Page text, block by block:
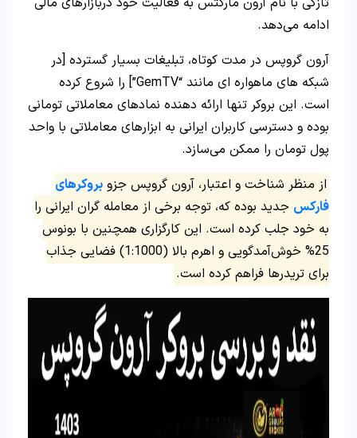
ادامه می‌دهد.
آرون گروپس در مدت کوتاه، تبلیغات بسیار گسترده [در
شبکه های ماهواره ای مانند “GemTV”] را شروع کرده
است. این بروکر تنها ارائه دهنده نمادهای معاملاتی تومانی
بوده و دسترسی کاربران ایرانی به ابزارهای معاملاتی با واحد
پول تومان را ممکن می‌سازد.
از منظر شناخت و اعتبار، آرون گروپس جزوبروکرهای
فارکس جدید بوده که، توجه برخی از معامله گران ایرانی را
به خود جلب کرده است. این کارگزاری همچنین با بونوس
25% خوش‌آمدگویی و اهرم بالا (1:1000) فضایی جذاب
برای تریدرها فراهم کرده است.